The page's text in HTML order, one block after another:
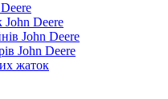
John Deere
John Deere
John Deere
жаток